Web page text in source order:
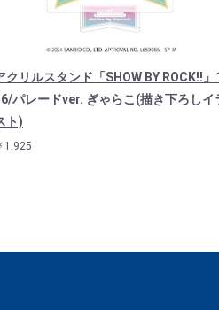
クリルスタンド「SHOW BY ROCK!!」1
パレードver. ぎゃらこ(描き下ろしイ
ト)
1,925